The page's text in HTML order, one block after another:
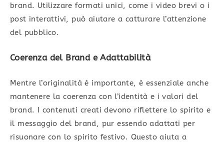
brand. Utilizzare formati unici, come i video brevi o i
post interattivi, può aiutare a catturare l’attenzione
del pubblico.
Coerenza del Brand e Adattabilità
Mentre l’originalità è importante, è essenziale anche
mantenere la coerenza con l’identità e i valori del
brand. I contenuti creati devono riflettere lo spirito e
il messaggio del brand, pur essendo adattati per
risuonare con lo spirito festivo. Questo aiuta a